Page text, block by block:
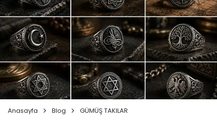
Anasayfa Blog GÜMÜŞ TAKILAR